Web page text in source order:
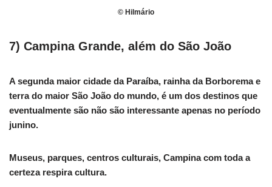
© Hilmário
7) Campina Grande, além do São João
A segunda maior cidade da Paraíba, rainha da Borborema e
terra do maior São João do mundo, é um dos destinos que
eventualmente são não são interessante apenas no período
junino.
Museus, parques, centros culturais, Campina com toda a
certeza respira cultura.